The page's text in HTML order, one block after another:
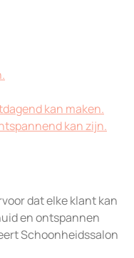
kan maken.
kan zijn.
dat elke klant kan
en ontspannen
Schoonheidssalon